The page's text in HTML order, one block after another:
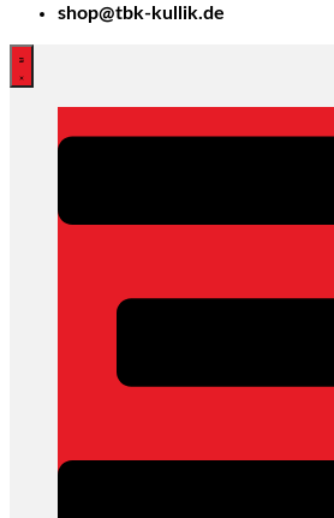
shop@tbk-kullik.de